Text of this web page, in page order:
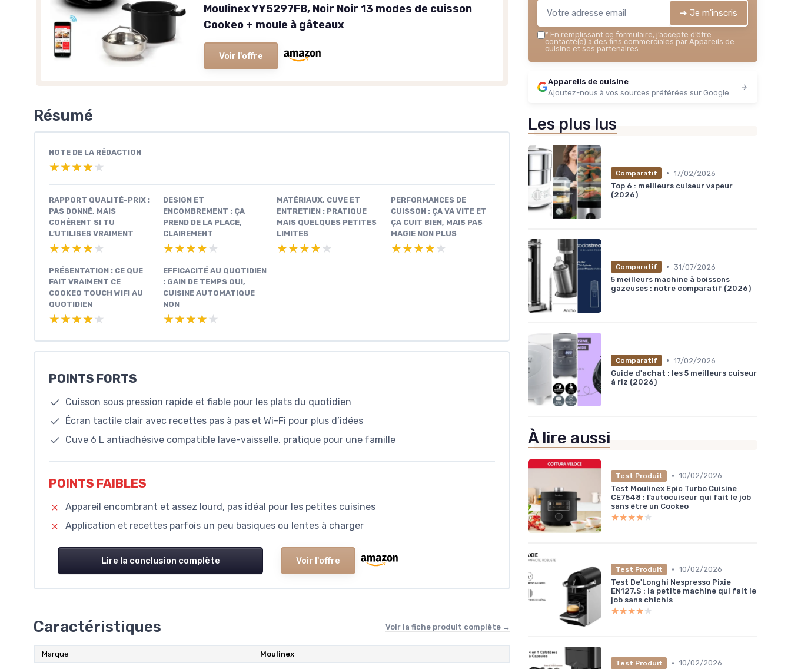
Moulinex YY5297FB, Noir Noir 13 modes de cuisson
Cookeo + moule à gâteaux
Voir l'offre
Résumé
NOTE DE LA RÉDACTION
★★★★★
★★★★★
RAPPORT QUALITÉ-PRIX :
PAS DONNÉ, MAIS
COHÉRENT SI TU
L’UTILISES VRAIMENT
★★★★★
★★★★★
DESIGN ET
ENCOMBREMENT : ÇA
PREND DE LA PLACE,
CLAIREMENT
★★★★★
★★★★★
MATÉRIAUX, CUVE ET
ENTRETIEN : PRATIQUE
MAIS QUELQUES PETITES
LIMITES
★★★★★
★★★★★
PERFORMANCES DE
CUISSON : ÇA VA VITE ET
ÇA CUIT BIEN, MAIS PAS
MAGIE NON PLUS
★★★★★
★★★★★
PRÉSENTATION : CE QUE
FAIT VRAIMENT CE
COOKEO TOUCH WIFI AU
QUOTIDIEN
★★★★★
★★★★★
EFFICACITÉ AU QUOTIDIEN
: GAIN DE TEMPS OUI,
CUISINE AUTOMATIQUE
NON
★★★★★
★★★★★
POINTS FORTS
Cuisson sous pression rapide et fiable pour les plats du quotidien
Écran tactile clair avec recettes pas à pas et Wi-Fi pour plus d’idées
Cuve 6 L antiadhésive compatible lave-vaisselle, pratique pour une famille
POINTS FAIBLES
Appareil encombrant et assez lourd, pas idéal pour les petites cuisines
Application et recettes parfois un peu basiques ou lentes à charger
Lire la conclusion complète Voir l'offre
Caractéristiques Voir la fiche produit complète →
Marque ‎Moulinex
➔ Je m'inscris
* En remplissant ce formulaire, j’accepte d’être
contacté(e) à des fins commerciales par Appareils de
cuisine et ses partenaires.
Appareils de cuisine
Ajoutez-nous à vos sources préférées sur Google
Les plus lus
Comparatif • 17/02/2026
Top 6 : meilleurs cuiseur vapeur
(2026)
Comparatif • 31/07/2026
5 meilleurs machine à boissons
gazeuses : notre comparatif (2026)
Comparatif • 17/02/2026
Guide d'achat : les 5 meilleurs cuiseur
à riz (2026)
À lire aussi
Test Produit • 10/02/2026
Test Moulinex Epic Turbo Cuisine
CE7548 : l’autocuiseur qui fait le job
sans être un Cookeo
★★★★★
★★★★★
Test Produit • 10/02/2026
Test De'Longhi Nespresso Pixie
EN127.S : la petite machine qui fait le
job sans chichis
★★★★★
★★★★★
Test Produit • 10/02/2026